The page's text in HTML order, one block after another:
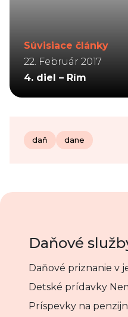
Súvisiace články
22. Február 2017
4. diel – Rím
daň dane
Daňové
Daňové priznanie v
Detské prídavky
Príspevky na